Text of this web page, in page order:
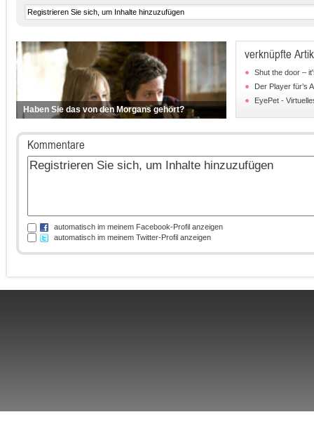
Haben Sie das von den Morgans gehört?
verknüpfte
Shut the door –
Der Player für’s
EyePet -
Kommentare
automatisch im meinem Facebook-Profil anzeigen
automatisch im meinem Twitter-Profil anzeigen